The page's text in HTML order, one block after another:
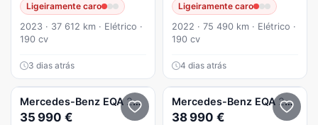
Ligeiramente caro
2023 · 37 612 km · Elétrico ·
190 cv
3 dias atrás
Ligeiramente caro
2022 · 75 490 km · Elétrico ·
190 cv
4 dias atrás
Mercedes-Benz EQA 250 AMG Line
35 990 €
Mercedes-Benz EQA 250 Progressive
38 990 €